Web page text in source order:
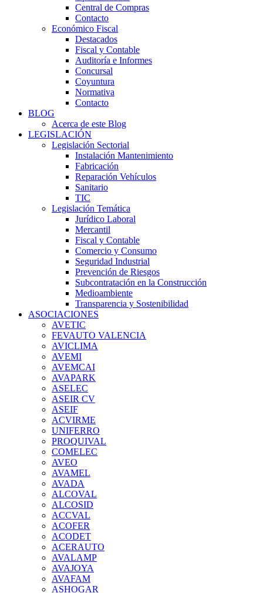
Central de Compras
Contacto
Económico Fiscal
Destacados
Fiscal y Contable
Auditoría e Informes
Concursal
Coyuntura
Normativa
Contacto
BLOG
Acerca de este Blog
LEGISLACIÓN
Legislación Sectorial
Instalación Mantenimiento
Fabricación
Reparación Vehículos
Sanitario
TIC
Legislación Temática
Jurídico Laboral
Mercantil
Fiscal y Contable
Comercio y Consumo
Seguridad Industrial
Prevención de Riesgos
Subcontratación en la Construcción
Medioambiente
Transparencia y Sostenibilidad
ASOCIACIONES
AVETIC
FEVAUTO VALENCIA
AVICLIMA
AVEMI
AVEMCAI
AVAPARK
ASELEC
ASEIR CV
ASEIF
ACVIRME
UNIFERRO
PROQUIVAL
COMELEC
AVEO
AVAMEL
AVADA
ALCOVAL
ALCOSID
ACCVAL
ACOFER
ACODET
ACERAUTO
AVALAMP
AVAJOYA
AVAFAM
ASHOGAR